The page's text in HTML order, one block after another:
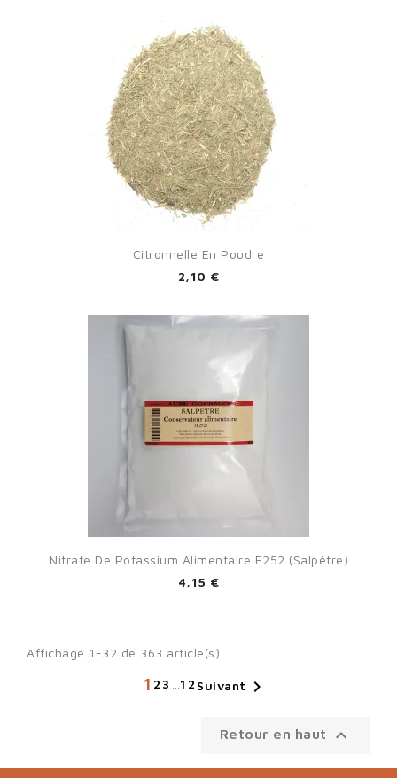
Citronnelle En Poudre
2,10 €
Nitrate De Potassium Alimentaire E252 (Salpêtre)
4,15 €
Affichage 1-32 de 363 article(s)
1 2 3 12 Suivant 
Retour en haut 